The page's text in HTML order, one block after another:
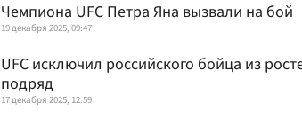
Чемпиона UFC Петра Яна вызвали на бой
19 декабря 2025, 09:47
UFC исключил российского бойца из
подряд
17 декабря 2025, 12:59